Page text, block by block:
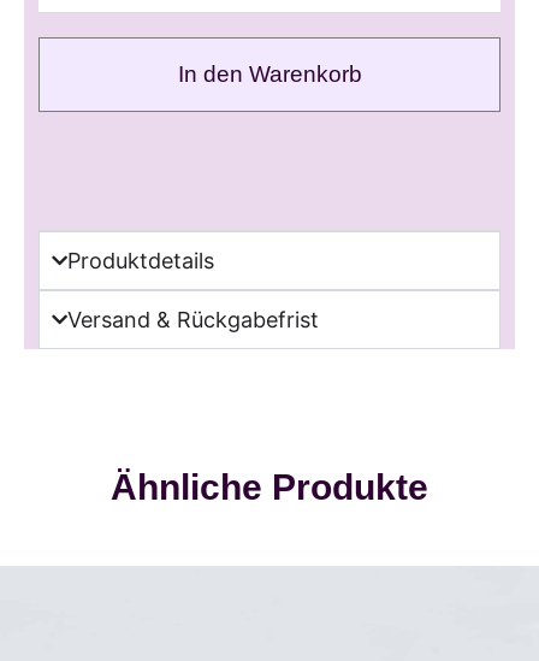
In den Warenkorb
Produktdetails
Versand & Rückgabefrist
Ähnliche Produkte